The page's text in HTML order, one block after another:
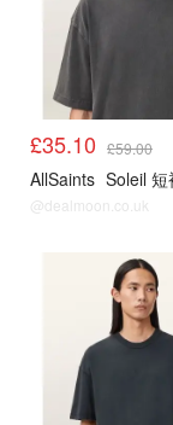
£35.10 £59.00
AllSaints Soleil
@dealmoon.co.uk